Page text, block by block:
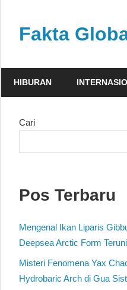
contentFakta
faktual
berbagai
pandang
HIBURAN
Cari
Pos Terbaru
Mengenal Ikan Liparis
Deepsea Arctic Form
Misteri Fenomena Yax
Hydrobaric Arch di Gua